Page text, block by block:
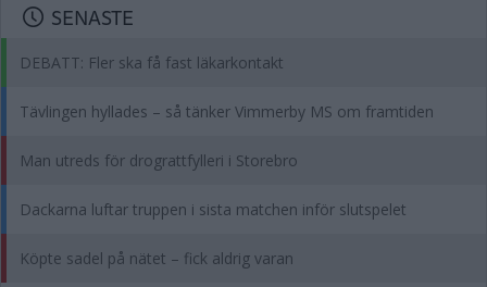
SENASTE
DEBATT: Fler ska få fast läkarkontakt
Tävlingen hyllades – så tänker Vimmerby MS om framtiden
Man utreds för drograttfylleri i Storebro
Dackarna luftar truppen i sista matchen inför slutspelet
Köpte sadel på nätet – fick aldrig varan